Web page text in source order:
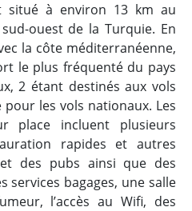
situé à environ 13 km au
ouest de la Turquie. En
la côte méditerranéenne,
le plus fréquenté du pays
2 étant destinés aux vols
les vols nationaux. Les
place incluent plusieurs
rapides et autres
des pubs ainsi que des
services bagages, une salle
l’accès au Wifi, des